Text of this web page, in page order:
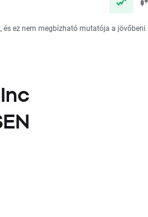
ez nem megbízható mutatója a jövőbeni